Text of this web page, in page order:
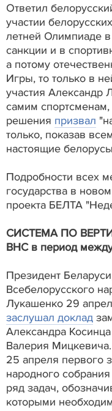
Ответил
участии
летней Олимпиаде
санкции и в
а потому
Игры, то только в
участия Александр
самим
решения призвал
только, показав
настоящие
Подробности всех
государства в
проекта БЕЛТА
СИСТЕМА ПО
ВНС в период
Президент
Всебелорусского
Лукашенко 29
заслушал доклад
Александра
Валерия
25 апреля первого
народного
ряд задач,
которыми